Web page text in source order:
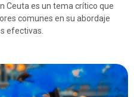
Ceuta es un tema crítico que
comunes en su abordaje
efectivas.